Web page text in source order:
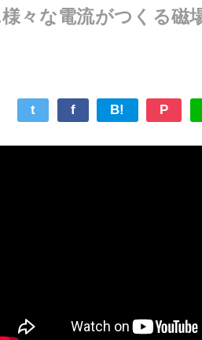
々な電流がつくる磁
t f B! P